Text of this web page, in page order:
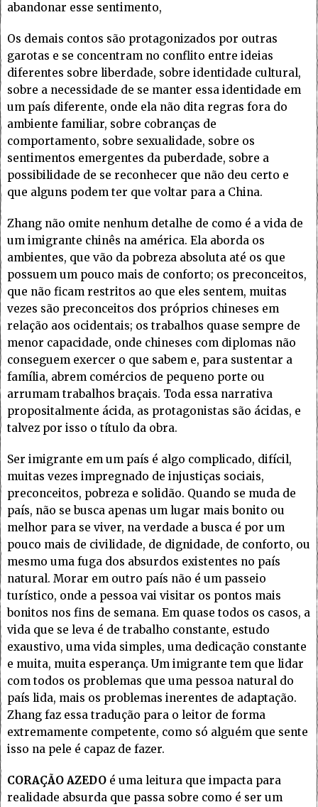
abandonar esse sentimento,
Os demais contos são protagonizados por outras
garotas e se concentram no conflito entre ideias
diferentes sobre liberdade, sobre identidade cultural,
sobre a necessidade de se manter essa identidade em
um país diferente, onde ela não dita regras fora do
ambiente familiar, sobre cobranças de
comportamento, sobre sexualidade, sobre os
sentimentos emergentes da puberdade, sobre a
possibilidade de se reconhecer que não deu certo e
que alguns podem ter que voltar para a China.
Zhang não omite nenhum detalhe de como é a vida de
um imigrante chinês na américa. Ela aborda os
ambientes, que vão da pobreza absoluta até os que
possuem um pouco mais de conforto; os preconceitos,
que não ficam restritos ao que eles sentem, muitas
vezes são preconceitos dos próprios chineses em
relação aos ocidentais; os trabalhos quase sempre de
menor capacidade, onde chineses com diplomas não
conseguem exercer o que sabem e, para sustentar a
família, abrem comércios de pequeno porte ou
arrumam trabalhos braçais. Toda essa narrativa
propositalmente ácida, as protagonistas são ácidas, e
talvez por isso o título da obra.
Ser imigrante em um país é algo complicado, difícil,
muitas vezes impregnado de injustiças sociais,
preconceitos, pobreza e solidão. Quando se muda de
país, não se busca apenas um lugar mais bonito ou
melhor para se viver, na verdade a busca é por um
pouco mais de civilidade, de dignidade, de conforto, ou
mesmo uma fuga dos absurdos existentes no país
natural. Morar em outro país não é um passeio
turístico, onde a pessoa vai visitar os pontos mais
bonitos nos fins de semana. Em quase todos os casos, a
vida que se leva é de trabalho constante, estudo
exaustivo, uma vida simples, uma dedicação constante
e muita, muita esperança. Um imigrante tem que lidar
com todos os problemas que uma pessoa natural do
país lida, mais os problemas inerentes de adaptação.
Zhang faz essa tradução para o leitor de forma
extremamente competente, como só alguém que sente
isso na pele é capaz de fazer.
CORAÇÃO AZEDO é uma leitura que impacta para
realidade absurda que passa sobre como é ser um